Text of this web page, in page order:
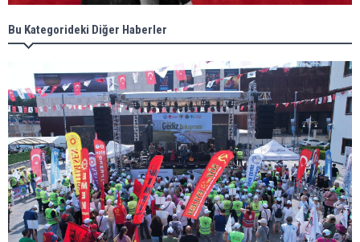
Bu Kategorideki Diğer Haberler